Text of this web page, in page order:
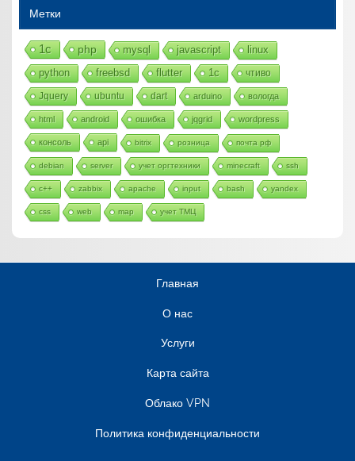
Метки
1с php mysql javascript linux
python freebsd flutter 1c чтиво
Jquery ubuntu dart arduino вологда
html android ошибка jqgrid wordpress
консоль api bitrix розница почта рф
debian server учет оргтехники minecraft ssh
c++ zabbix apache input bash yandex
css web map учет ТМЦ
Главная
О нас
Услуги
Карта сайта
Облако VPN
Политика конфиденциальности